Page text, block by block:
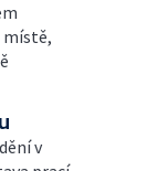
místě,
v